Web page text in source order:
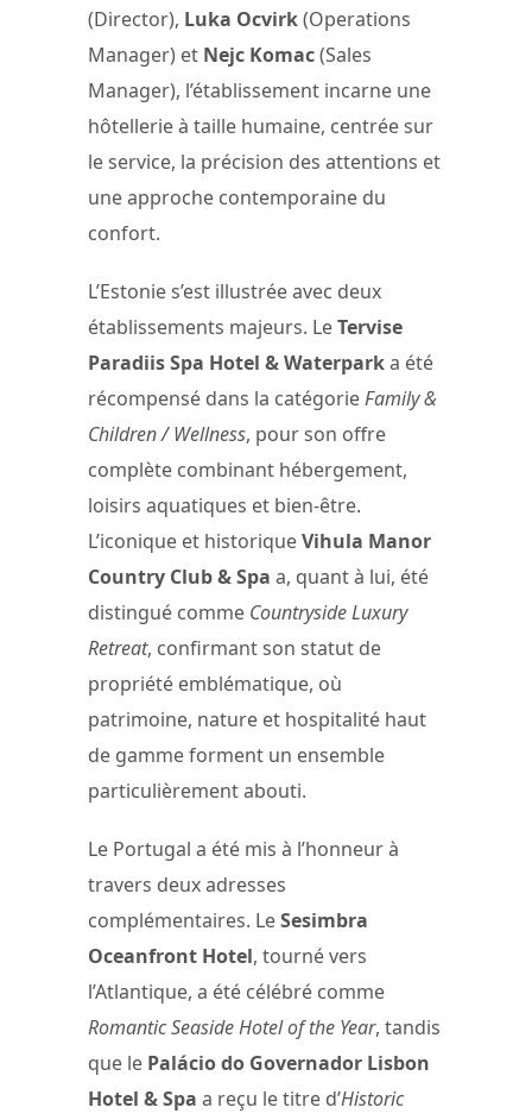
(Director), Luka Ocvirk(Operations
Manager) et Nejc Komac(Sales
Manager), l’établissement incarne une
hôtellerie à taille humaine, centrée sur
le service, la précision des attentions et
une approche contemporaine du
confort.
L’Estonie s’est illustrée avec deux
établissements majeurs. LeTervise
Paradiis Spa Hotel & Waterparka été
récompensé dans la catégorieFamily &
Children / Wellness, pour son offre
complète combinant hébergement,
loisirs aquatiques et bien-être.
L’iconique et historiqueVihula Manor
Country Club & Spa a, quant à lui, été
distingué comme Countryside Luxury
Retreat, confirmant son statut de
propriété emblématique, où
patrimoine, nature et hospitalité haut
de gamme forment un ensemble
particulièrement abouti.
Le Portugal a été mis à l’honneur à
travers deux adresses
complémentaires. LeSesimbra
Oceanfront Hotel, tourné vers
l’Atlantique, a été célébré comme
Romantic Seaside Hotel of the Year, tandis
que le Palácio do Governador Lisbon
Hotel & Spa a reçu le titre d’Historic